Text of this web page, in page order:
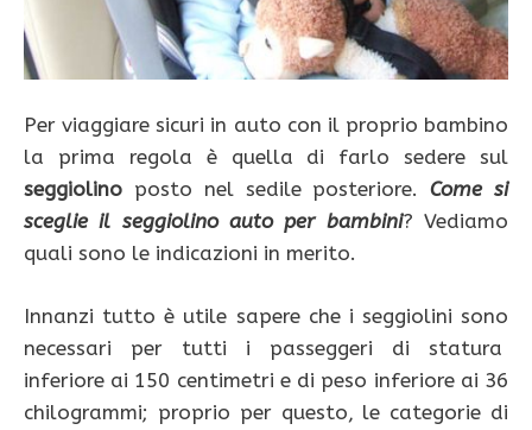
Per viaggiare sicuri in auto con il proprio bambino
la prima regola è quella di farlo sedere sul
seggiolino posto nel sedile posteriore.Come si
sceglie il seggiolino auto per bambini? Vediamo
quali sono le indicazioni in merito.
Innanzi tutto è utile sapere che i seggiolini sono
necessari per tutti i passeggeri di statura
inferiore ai 150 centimetri e di peso inferiore ai 36
chilogrammi; proprio per questo, le categorie di